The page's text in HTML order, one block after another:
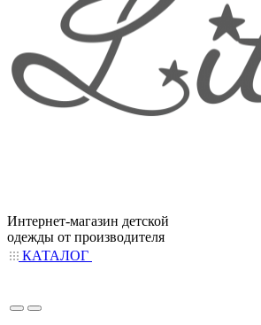
Интернет-магазин детской
одежды от производителя
КАТАЛОГ